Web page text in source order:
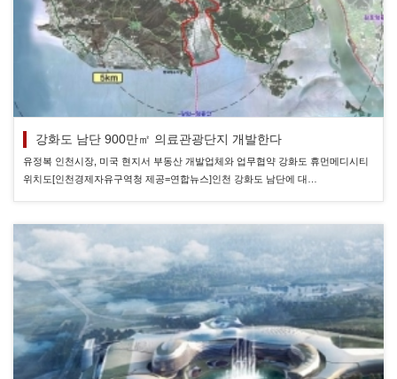
강화도 남단 900만㎡ 의료관광단지 개발한다
유정복 인천시장, 미국 현지서 부동산 개발업체와 업무협약 강화도 휴먼메디시티
위치도[인천경제자유구역청 제공=연합뉴스]인천 강화도 남단에 대…